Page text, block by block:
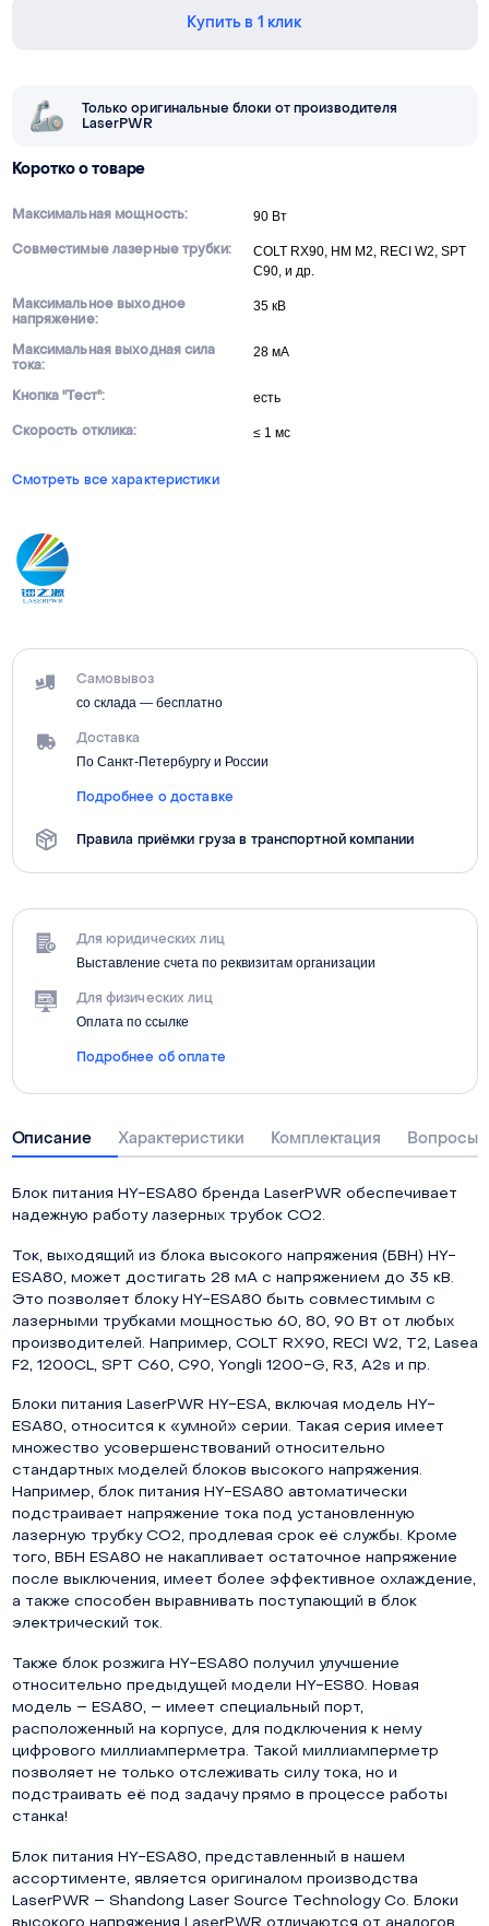
Купить в 1 клик
Только оригинальные блоки от производителя
LaserPWR
Коротко о товаре
Максимальная мощность: 90 Вт
Совместимые лазерные трубки:
COLT RX90, HM M2, RECI W2, SPT
C90, и др.
Максимальное выходное
напряжение:
35 кВ
Максимальная выходная сила
тока:
28 мА
Кнопка "Тест": есть
Скорость отклика: ≤ 1 мс
Смотреть все характеристики
Самовывоз
со склада — бесплатно
Доставка
По Санкт-Петербургу и России
Подробнее о доставке
Правила приёмки груза в транспортной компании
Для юридических лиц
Выставление счета по реквизитам организации
Для физических лиц
Оплата по ссылке
Подробнее об оплате
Описание Характеристики Комплектация Вопросы
Блок питания HY-ESA80 бренда LaserPWR обеспечивает
надежную работу лазерных трубок СО2.
Ток, выходящий из блока высокого напряжения (БВН) HY-
ESA80, может достигать 28 мА с напряжением до 35 кВ.
Это позволяет блоку HY-ESA80 быть совместимым с
лазерными трубками мощностью 60, 80, 90 Вт от любых
производителей. Например, COLT RX90, RECI W2, T2, Lasea
F2, 1200CL, SPT C60, C90, Yongli 1200-G, R3, A2s и пр.
Блоки питания LaserPWR HY-ESA, включая модель HY-
ESA80, относится к «умной» серии. Такая серия имеет
множество усовершенствований относительно
стандартных моделей блоков высокого напряжения.
Например, блок питания HY-ESA80 автоматически
подстраивает напряжение тока под установленную
лазерную трубку СО2, продлевая срок её службы. Кроме
того, ВБН ESA80 не накапливает остаточное напряжение
после выключения, имеет более эффективное охлаждение,
а также способен выравнивать поступающий в блок
электрический ток.
Также блок розжига HY-ESA80 получил улучшение
относительно предыдущей модели HY-ES80. Новая
модель – ESA80, – имеет специальный порт,
расположенный на корпусе, для подключения к нему
цифрового миллиамперметра. Такой миллиамперметр
позволяет не только отслеживать силу тока, но и
подстраивать её под задачу прямо в процессе работы
станка!
Блок питания HY-ESA80, представленный в нашем
ассортименте, является оригиналом производства
LaserPWR – Shandong Laser Source Technology Co. Блоки